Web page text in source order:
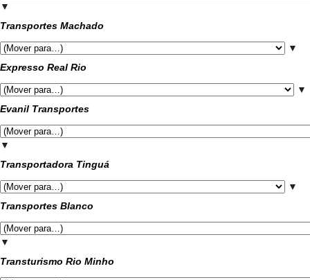
▼
Transportes Machado
▼
Expresso Real Rio
▼
Evanil Transportes
▼
Transportadora Tinguá
▼
Transportes Blanco
▼
Transturismo Rio Minho